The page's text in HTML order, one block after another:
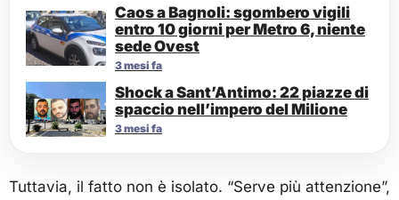
Caos a Bagnoli: sgombero vigili
entro 10 giorni per Metro 6, niente
sede Ovest
3 mesi fa
Shock a Sant’Antimo: 22 piazze di
spaccio nell’impero del Milione
3 mesi fa
Tuttavia, il fatto non è isolato. “Serve più attenzione”,